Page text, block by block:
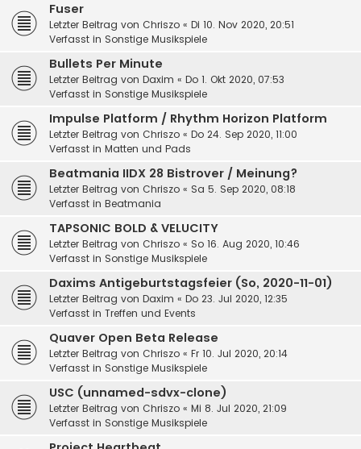
Fuser
Letzter Beitrag von Chriszo « Di 10. Nov 2020, 20:51
Verfasst in Sonstige Musikspiele
Bullets Per Minute
Letzter Beitrag von Daxim « Do 1. Okt 2020, 07:53
Verfasst in Sonstige Musikspiele
Impulse Platform / Rhythm Horizon Platform
Letzter Beitrag von Chriszo « Do 24. Sep 2020, 11:00
Verfasst in Matten und Pads
Beatmania IIDX 28 Bistrover / Meinung?
Letzter Beitrag von Chriszo « Sa 5. Sep 2020, 08:18
Verfasst in Beatmania
TAPSONIC BOLD & VELUCITY
Letzter Beitrag von Chriszo « So 16. Aug 2020, 10:46
Verfasst in Sonstige Musikspiele
Daxims Antigeburtstagsfeier (So, 2020-11-01)
Letzter Beitrag von Daxim « Do 23. Jul 2020, 12:35
Verfasst in Treffen und Events
Quaver Open Beta Release
Letzter Beitrag von Chriszo « Fr 10. Jul 2020, 20:14
Verfasst in Sonstige Musikspiele
USC (unnamed-sdvx-clone)
Letzter Beitrag von Chriszo « Mi 8. Jul 2020, 21:09
Verfasst in Sonstige Musikspiele